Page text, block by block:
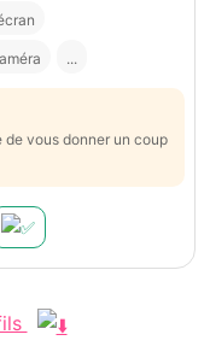
...
vous donner un coup